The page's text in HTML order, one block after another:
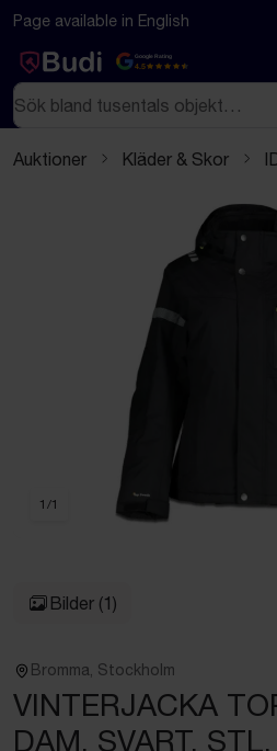
Hoppa till innehåll
Textbaserad (markdown) version av
Page available in English
Google Rating
4.5
Sök
Auktioner Kläder & Skor
1 /1
Bilder (1)
Bromma, Stockholm
VINTERJACKA
DAM, SVART,